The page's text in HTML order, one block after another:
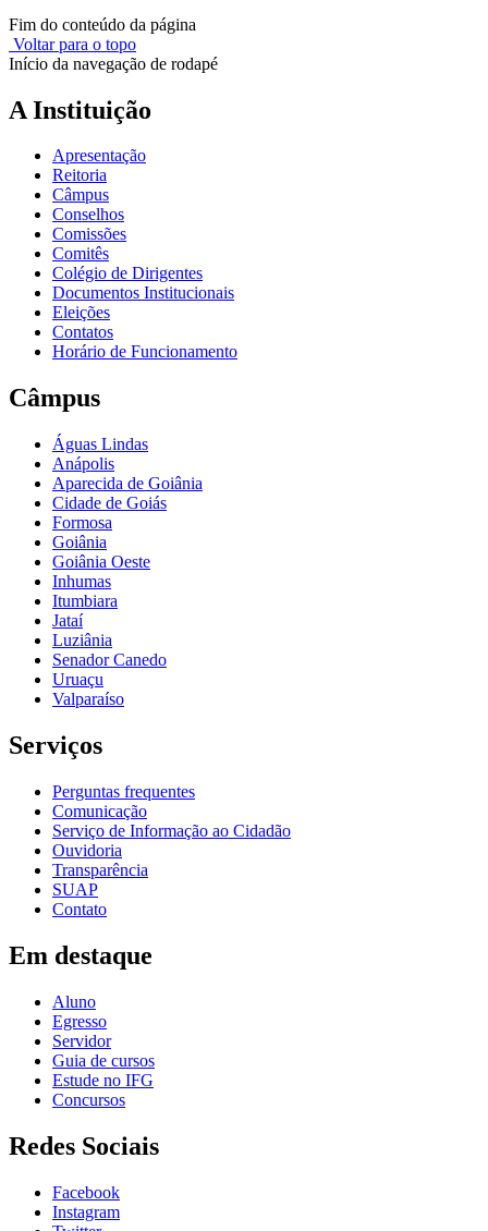
Fim do conteúdo da página
Voltar para o topo
Início da navegação de rodapé
A Instituição
Apresentação
Reitoria
Câmpus
Conselhos
Comissões
Comitês
Colégio de Dirigentes
Documentos Institucionais
Eleições
Contatos
Horário de Funcionamento
Câmpus
Águas Lindas
Anápolis
Aparecida de Goiânia
Cidade de Goiás
Formosa
Goiânia
Goiânia Oeste
Inhumas
Itumbiara
Jataí
Luziânia
Senador Canedo
Uruaçu
Valparaíso
Serviços
Perguntas frequentes
Comunicação
Serviço de Informação ao Cidadão
Ouvidoria
Transparência
SUAP
Contato
Em destaque
Aluno
Egresso
Servidor
Guia de cursos
Estude no IFG
Concursos
Redes Sociais
Facebook
Instagram